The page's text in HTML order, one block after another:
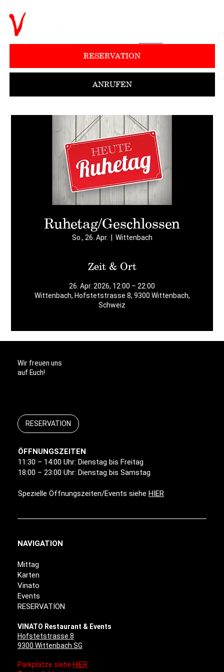
ANRUFEN
RESERVATION
Ruhetag/Geschlossen
So., 26. Apr. Wittenbach
Zeit & Ort
26. Apr. 2026, 12:00 – 22:00
Wittenbach, Hofstetstrasse 8, 9300 Wittenbach,
Schweiz
Wir freuen uns
auf Euch!
RESERVATION
ÖFFNUNGSZEITEN
11:30 – 14:00 Uhr: Dienstag bis Freitag
18:00 – 23:00 Uhr: Dienstag bis Samstag
Spezielle Öffnungszeiten/Events siehe HIER
VINATO Restaurant & Events
Hofstetstrasse 8
9300 Wittenbach SG
Parkplätze siehe HIER
NAVIGATION
Mittag
Karten
Vinato
Events
RESERVATION